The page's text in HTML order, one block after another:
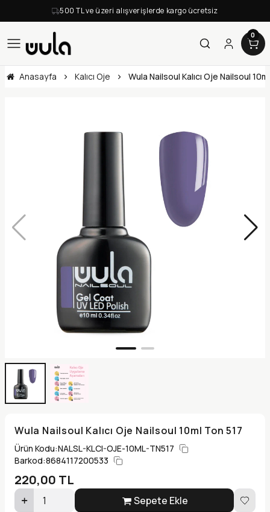
500 TL ve üzeri alışverişlerde kargo ücretsiz
0
Anasayfa Kalıcı Oje Wula Nailsoul Kalıcı Oje Nailsoul
Wula Nailsoul Kalıcı Oje Nailsoul 10ml Ton 517
Ürün Kodu:NALSL-KLCI-OJE-10ML-TN517
Barkod:8684117200533
220,00 TL
Sepete Ekle